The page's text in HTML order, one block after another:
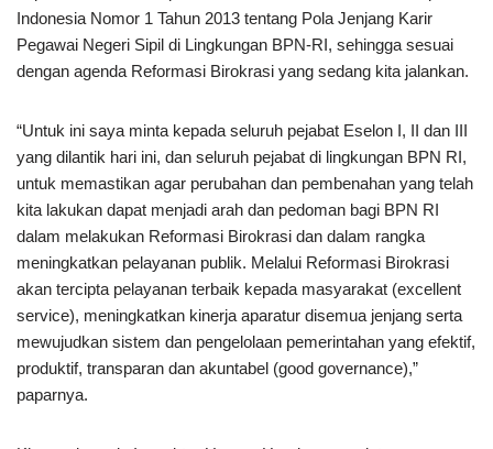
Indonesia Nomor 1 Tahun 2013 tentang Pola Jenjang Karir
Pegawai Negeri Sipil di Lingkungan BPN-RI, sehingga sesuai
dengan agenda Reformasi Birokrasi yang sedang kita jalankan.
“Untuk ini saya minta kepada seluruh pejabat Eselon I, II dan III
yang dilantik hari ini, dan seluruh pejabat di lingkungan BPN RI,
untuk memastikan agar perubahan dan pembenahan yang telah
kita lakukan dapat menjadi arah dan pedoman bagi BPN RI
dalam melakukan Reformasi Birokrasi dan dalam rangka
meningkatkan pelayanan publik. Melalui Reformasi Birokrasi
akan tercipta pelayanan terbaik kepada masyarakat (excellent
service), meningkatkan kinerja aparatur disemua jenjang serta
mewujudkan sistem dan pengelolaan pemerintahan yang efektif,
produktif, transparan dan akuntabel (good governance),”
paparnya.